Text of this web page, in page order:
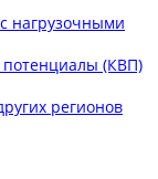
нагрузочными
(КВП)
регионов